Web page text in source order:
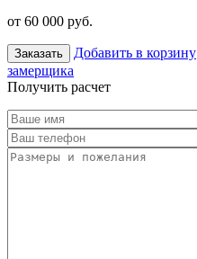
от 60 000 руб.
Заказать Добавить в корзину
замерщика
Получить расчет